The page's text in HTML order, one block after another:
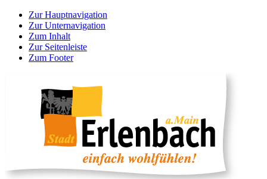
Zur Hauptnavigation
Zur Unternavigation
Zum Inhalt
Zur Seitenleiste
Zum Footer